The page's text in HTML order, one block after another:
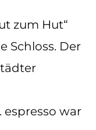
zum Hut“
Schloss. Der
war